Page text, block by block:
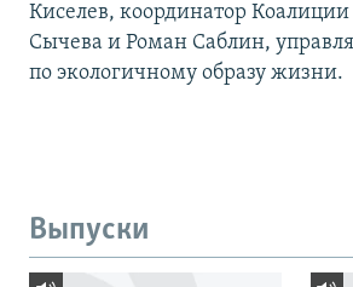
Киселев, координатор
Сычева и Роман Саблин,
по экологичному образу жизни.
Выпуски